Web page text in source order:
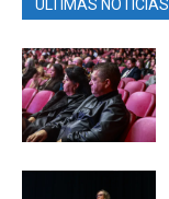
ÚLTIMAS NOTÍCIAS